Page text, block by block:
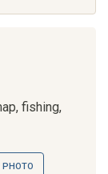
fishing,